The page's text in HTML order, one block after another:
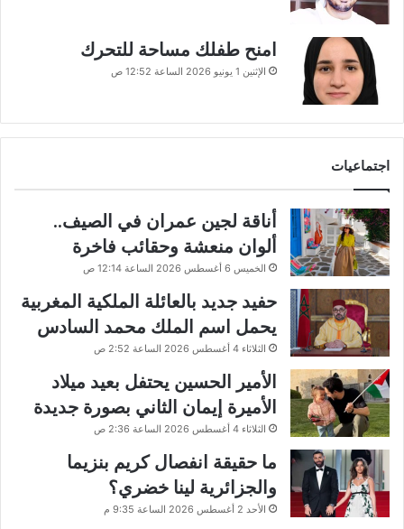
امنح طفلك مساحة للتحرك
الإثنين 1 يونيو 2026 الساعة 12:52 ص
اجتماعيات
أناقة لجين عمران في الصيف..
ألوان منعشة وحقائب فاخرة
الخميس 6 أغسطس 2026 الساعة 12:14 ص
حفيد جديد بالعائلة الملكية المغربية
يحمل اسم الملك محمد السادس
الثلاثاء 4 أغسطس 2026 الساعة 2:52 ص
الأمير الحسين يحتفل بعيد ميلاد
الأميرة إيمان الثاني بصورة جديدة
الثلاثاء 4 أغسطس 2026 الساعة 2:36 ص
ما حقيقة انفصال كريم بنزيما
والجزائرية لينا خضري؟
الأحد 2 أغسطس 2026 الساعة 9:35 م